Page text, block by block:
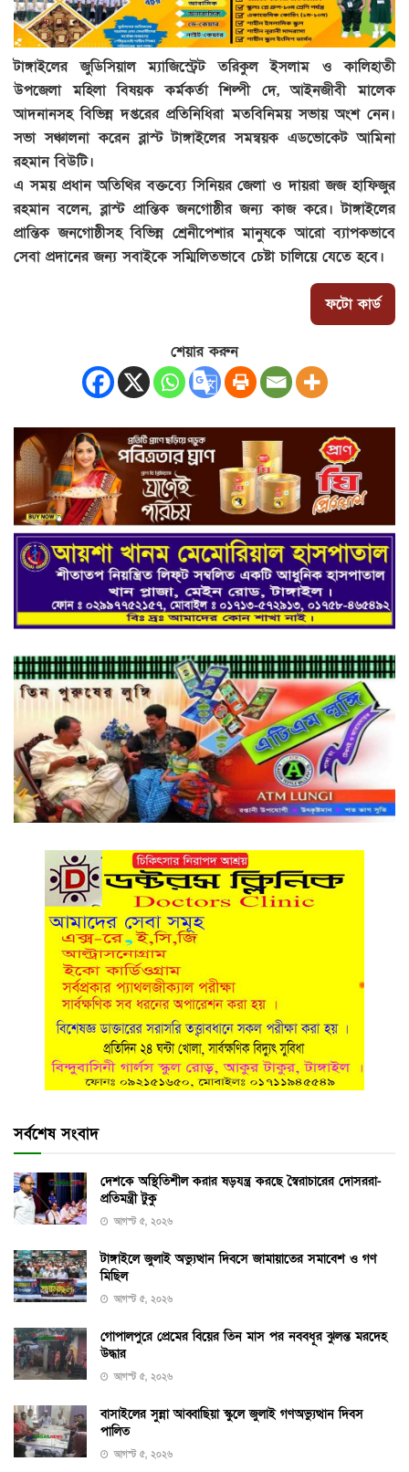
টাঙ্গাইলের জুডিসিয়াল ম্যাজিস্ট্রেট তরিকুল ইসলাম ও কালিহাতী
উপজেলা মহিলা বিষয়ক কর্মকর্তা শিল্পী দে, আইনজীবী মালেক
আদনানসহ বিভিন্ন দপ্তরের প্রতিনিধিরা মতবিনিময় সভায় অংশ নেন।
সভা সঞ্চালনা করেন ব্লাস্ট টাঙ্গাইলের সমন্বয়ক এডভোকেট আমিনা
রহমান বিউটি।
এ সময় প্রধান অতিথির বক্তব্যে সিনিয়র জেলা ও দায়রা জজ হাফিজুর
রহমান বলেন, ব্লাস্ট প্রান্তিক জনগোষ্ঠীর জন্য কাজ করে। টাঙ্গাইলের
প্রান্তিক জনগোষ্ঠীসহ বিভিন্ন শ্রেনীপেশার মানুষকে আরো ব্যাপকভাবে
সেবা প্রদানের জন্য সবাইকে সম্মিলিতভাবে চেষ্টা চালিয়ে যেতে হবে।
ফটো কার্ড
শেয়ার করুন
সর্বশেষ সংবাদ
দেশকে অস্থিতিশীল করার ষড়যন্ত্র করছে স্বৈরাচারের দোসররা-
প্রতিমন্ত্রী টুকু
আগস্ট ৫, ২০২৬
টাঙ্গাইলে জুলাই অভ্যুত্থান দিবসে জামায়াতের সমাবেশ ও গণ
মিছিল
আগস্ট ৫, ২০২৬
গোপালপুরে প্রেমের বিয়ের তিন মাস পর নববধূর ঝুলন্ত মরদেহ
উদ্ধার
আগস্ট ৫, ২০২৬
বাসাইলের সুন্না আব্বাছিয়া স্কুলে জুলাই গণঅভ্যুত্থান দিবস
পালিত
আগস্ট ৫, ২০২৬